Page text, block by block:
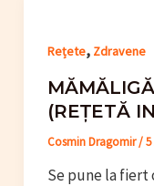
Rețete, Zdravene
(REȚETĂ
Cosmin Dragomir/5
Se pune la fiert